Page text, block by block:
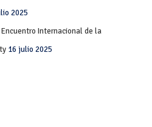
2025
Internacional de la
16 julio 2025